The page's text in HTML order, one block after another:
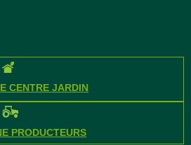
CENTRE JARDIN
PRODUCTEURS